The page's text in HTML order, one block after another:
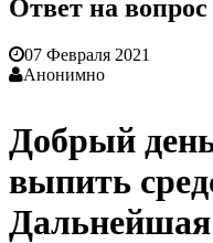
Ответ на вопрос
07 Февраля 2021
Анонимно
Добрый
выпить
Дальнейшая